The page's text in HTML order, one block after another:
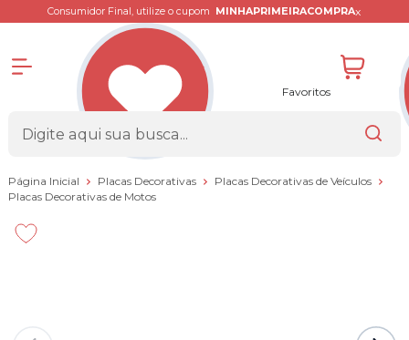
Consumidor Final, utilize o cupom MINHAPRIMEIRACOMPRAx
Favoritos
Página Inicial Placas Decorativas
Placas Decorativas de Veículos
Placas Decorativas de Motos